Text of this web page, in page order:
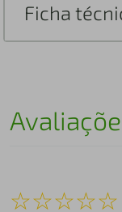
Ficha
☆☆☆☆☆